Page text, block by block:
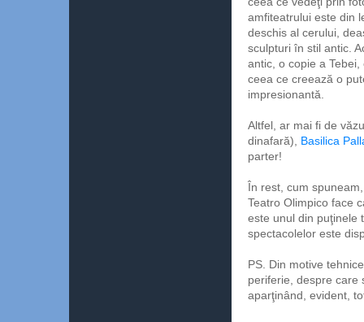
amfiteatrului este din
deschis al cerului,
sculpturi în stil antic.
antic, o copie a
ceea ce creează o
impresionantă.
Altfel, ar mai fi de
dinafară), Basilica
parter!
În rest, cum
Teatro Olimpico face
este unul din puţinele
spectacolelor este
PS. Din motive
periferie, despre care
aparţinând, evident,